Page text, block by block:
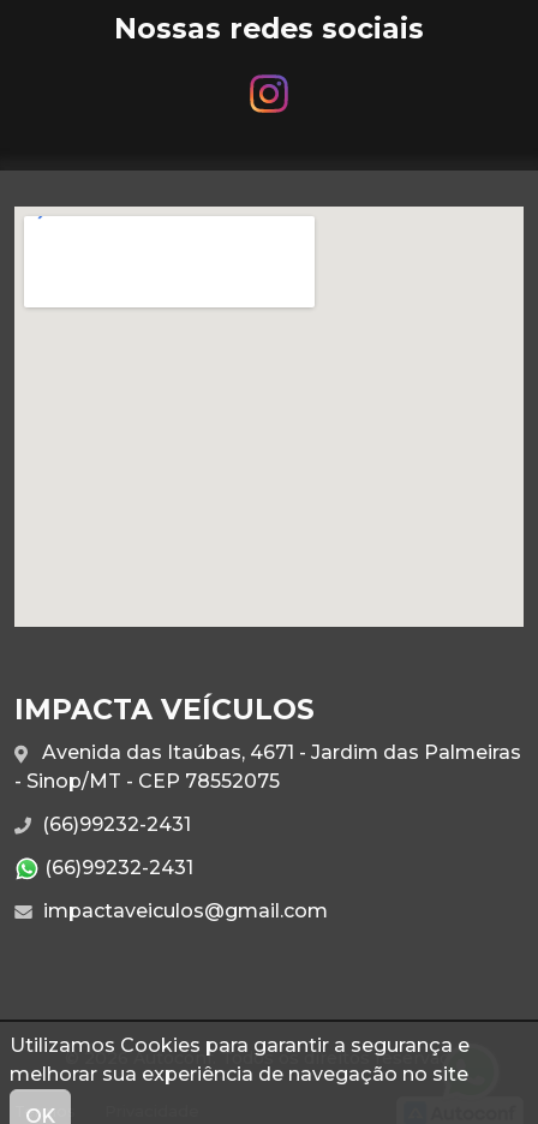
Utilizamos Cookies para garantir a segurança e
melhorar sua experiência de navegação no site
OK
Nossas redes sociais
IMPACTA VEÍCULOS
Avenida das Itaúbas, 4671 - Jardim das Palmeiras
- Sinop/MT - CEP 78552075
(66)99232-2431
(66)99232-2431
impactaveiculos@gmail.com
© 2026 Autoconf. Todos os direitos reservados.
Termos